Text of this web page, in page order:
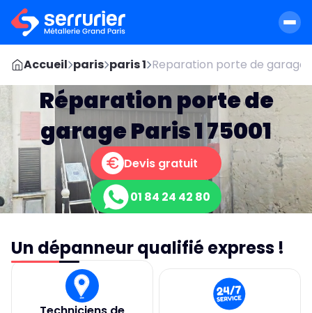
Accueil paris paris 1 Reparation porte de garage
Réparation porte de
garage Paris 1 75001
Devis gratuit
01 84 24 42 80
Un dépanneur qualifié express !